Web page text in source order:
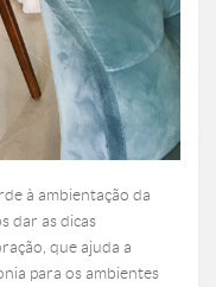
à ambientação da
dar as dicas
que ajuda a
para os ambientes